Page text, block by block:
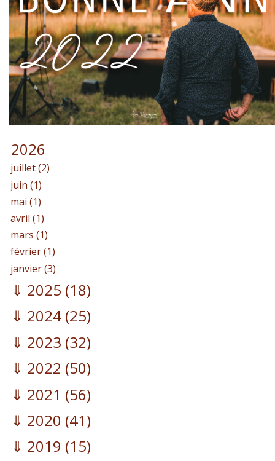
2026
juillet (2)
juin (1)
mai (1)
avril (1)
mars (1)
février (1)
janvier (3)
2025 (18)
2024 (25)
2023 (32)
2022 (50)
2021 (56)
2020 (41)
2019 (15)